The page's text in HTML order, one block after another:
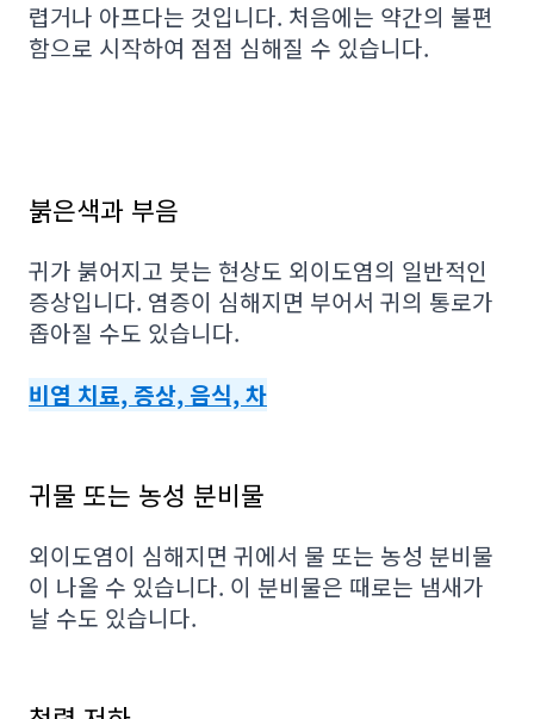
렵거나 아프다는 것입니다. 처음에는 약간의 불편
함으로 시작하여 점점 심해질 수 있습니다.
붉은색과 부음
귀가 붉어지고 붓는 현상도 외이도염의 일반적인
증상입니다. 염증이 심해지면 부어서 귀의 통로가
좁아질 수도 있습니다.
비염 치료, 증상, 음식, 차
귀물 또는 농성 분비물
외이도염이 심해지면 귀에서 물 또는 농성 분비물
이 나올 수 있습니다. 이 분비물은 때로는 냄새가
날 수도 있습니다.